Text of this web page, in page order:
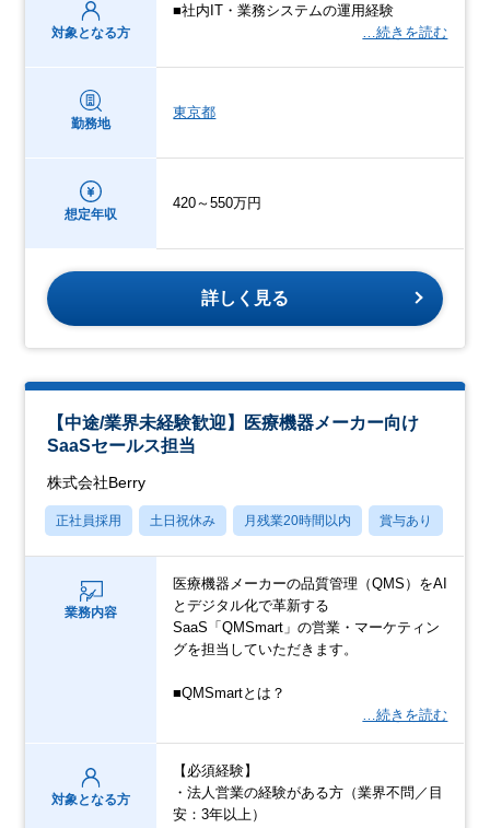
対象となる方
■社内IT・業務システムの運用経験
…続きを読む
勤務地
東京都
想定年収
420～550万円
詳しく見る
【中途/業界未経験歓迎】医療機器メーカー向け
SaaSセールス担当
株式会社Berry
正社員採用 土日祝休み 月残業20時間以内 賞与あり
業務内容
医療機器メーカーの品質管理（QMS）をAI
とデジタル化で革新する
SaaS「QMSmart」の営業・マーケティン
グを担当していただきます。
■QMSmartとは？
…続きを読む
対象となる方
【必須経験】
・法人営業の経験がある方（業界不問／目
安：3年以上）